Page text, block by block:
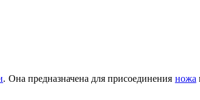
. Она предназначена для присоединения ножа